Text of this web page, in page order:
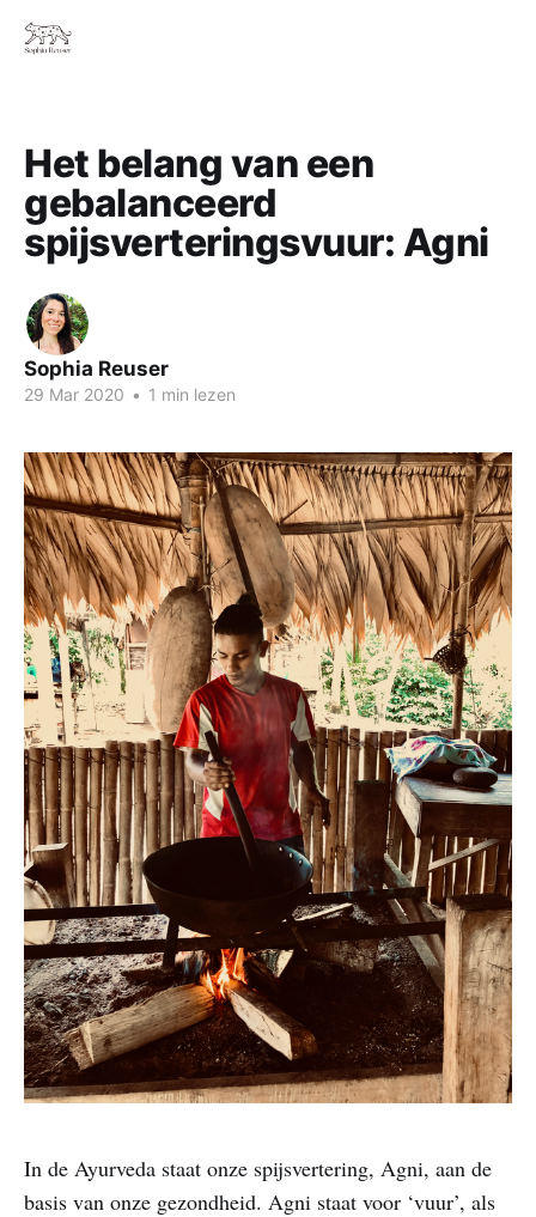
Het belang van een
gebalanceerd
spijsverteringsvuur: Agni
Sophia Reuser
29 Mar 2020 • 1 min lezen
In de Ayurveda staat onze spijsvertering, Agni, aan de
basis van onze gezondheid. Agni staat voor ‘vuur’, als